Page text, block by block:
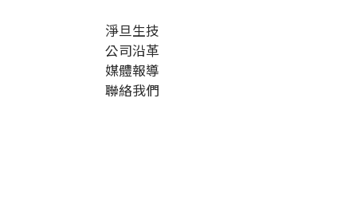
淨旦生技
公司沿革
媒體報導
聯絡我們